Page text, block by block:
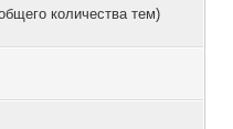
количества тем)